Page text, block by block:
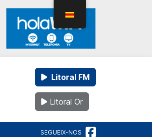
Litoral FM
Litoral Or
SEGUEIX-NOS